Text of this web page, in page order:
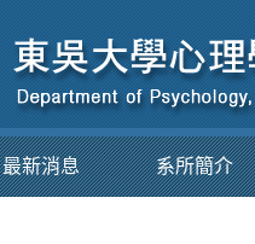
最新消息 系所簡介